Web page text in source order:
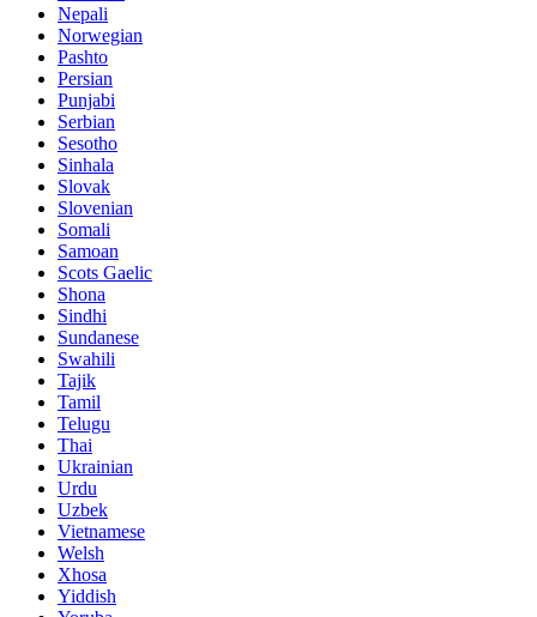
Nepali
Norwegian
Pashto
Persian
Punjabi
Serbian
Sesotho
Sinhala
Slovak
Slovenian
Somali
Samoan
Scots Gaelic
Shona
Sindhi
Sundanese
Swahili
Tajik
Tamil
Telugu
Thai
Ukrainian
Urdu
Uzbek
Vietnamese
Welsh
Xhosa
Yiddish